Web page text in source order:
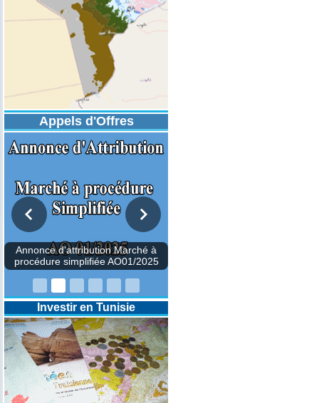
Appels d'Offres
DESIGNATION D’UN REVISEUR
COMPTABLE POUR LES
EXERCICES 2025-2026-2027
Investir en Tunisie